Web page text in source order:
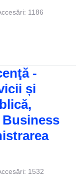
1186
-
și
1532